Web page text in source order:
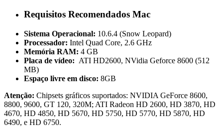
Requisitos Recomendados Mac
Sistema Operacional: 10.6.4 (Snow Leopard)
Processador: Intel Quad Core, 2.6 GHz
Memória RAM: 4 GB
Placa de vídeo: ATI HD2600, NVidia Geforce 8600 (512
MB)
Espaço livre em disco: 8GB
Atenção: Chipsets gráficos suportados: NVIDIA GeForce 8600,
8800, 9600, GT 120, 320M; ATI Radeon HD 2600, HD 3870, HD
4670, HD 4850, HD 5670, HD 5750, HD 5770, HD 5870, HD
6490, e HD 6750.